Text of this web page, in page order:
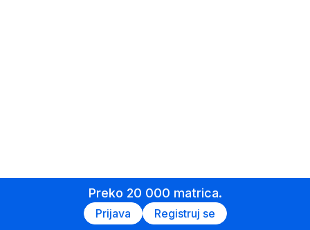
Preko 20 000 matrica.
Prijava Registruj se